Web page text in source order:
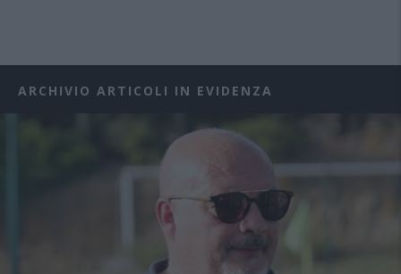
ARCHIVIO ARTICOLI IN EVIDENZA